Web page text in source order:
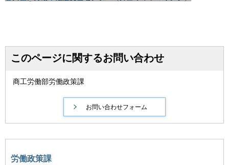
このページに関するお問い合わせ
商工労働部労働政策課
労働政策課